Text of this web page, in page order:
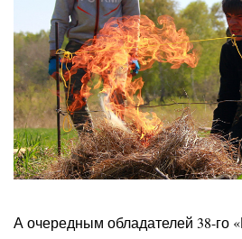
А очередным обладателей 38-го